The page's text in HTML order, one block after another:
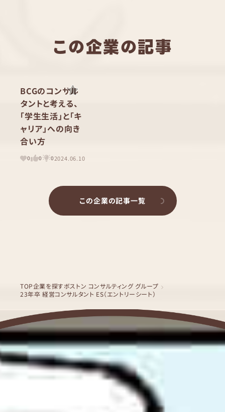
この企業の記事
BCGのコンサル
タントと考える、
「学生生活」と「キ
ャリア」への向き
合い方
0 0 02024.06.10
この企業の記事一覧
TOP企業を探すボストン コンサルティング グループ
23年卒 経営コンサルタント ES（エントリーシート）